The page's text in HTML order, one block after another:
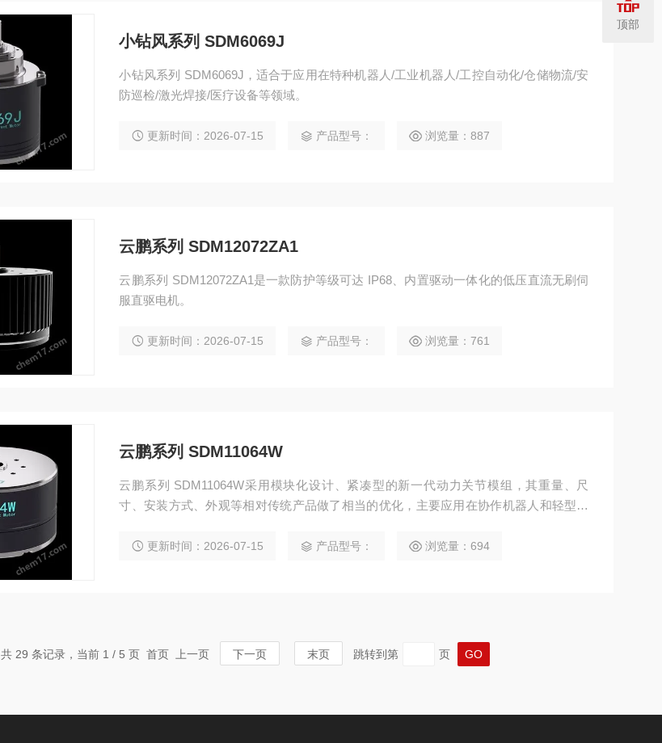
小钻风系列 SDM6069J
小钻风系列 SDM6069J，适合于应用在特种机器人/工业机器人/工控自动化/仓储物流/安
防巡检/激光焊接/医疗设备等领域。
更新时间：2026-07-15 产品型号： 浏览量：887
云鹏系列 SDM12072ZA1
云鹏系列 SDM12072ZA1是一款防护等级可达 IP68、内置驱动一体化的低压直流无刷伺
服直驱电机。
更新时间：2026-07-15 产品型号： 浏览量：761
云鹏系列 SDM11064W
云鹏系列 SDM11064W采用模块化设计、紧凑型的新一代动力关节模组，其重量、尺
寸、安装方式、外观等相对传统产品做了相当的优化，主要应用在协作机器人和轻型机
更新时间：2026-07-15 产品型号： 浏览量：694
共 29 条记录，当前 1 / 5 页 首页 上一页 下一页 末页 跳转到第 页
顶部